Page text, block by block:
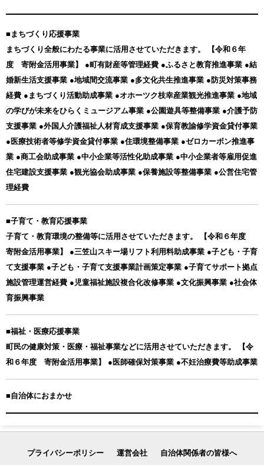
■まちづくり応援事業
まちづくり全般にわたる事業に活用させていただきます。 【令和６年
度 寄附金活用事業】 ●町有財産等管理経費 ●ふるさと教育推進事業 ●結
婚新生活支援事業 ●地域間交流事業 ●多文化共生推進事業 ●防災対策事務
経費 ●まちづくり活動助成事業 ●オホーツク枝幸産業観光推進事業 ●地域
の学びが未来をひらくミュージアム事業 ●公園遊具等整備事業 ●介護予防
支援事業 ●外国人介護福祉人材育成支援事業 ●保育教諭修学資金貸付事業
●医療技術者等修学資金貸付事業 ●住環境整備事業 ●ゼロカーボン推進事
業 ●商工会助成事業 ●中小企業等活性化助成事業 ●中小企業者等雇用促進
住宅建設支援事業 ●観光協会助成事業 ●保養施設等整備事業 ●公営住宅管
理経費
■子育て・教育応援事業
子育て・教育環境の整備等に活用させていただきます。 【令和６年度
寄附金活用事業】 ●三笠山スキー場リフト利用料助成事業 ●子ども・子育
て支援事業 ●子ども・子育て支援事業計画策定事業 ●子育てサポート拠点
施設管理運営経費 ●児童福祉施設複合化改修事業 ●文化振興事業 ●社会体
育振興事業
■福祉・医療応援事業
町民の健康対策・医療・福祉事業などに活用させていただきます。 【令
和６年度 寄附金活用事業】 ●医師確保対策事業 ●不妊治療費等助成事業
■自治体におまかせ
プライバシーポリシー 運営会社 自治体関係者の皆様へ